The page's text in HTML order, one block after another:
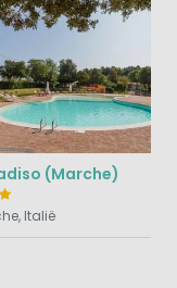
(Marche)
Italië